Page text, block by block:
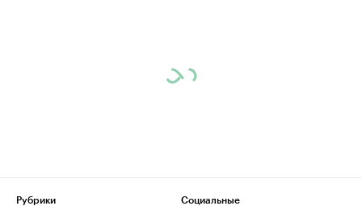
Рубрики
Социальные